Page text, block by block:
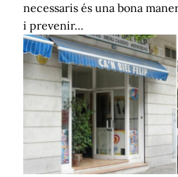
necessaris és una bona
i prevenir…